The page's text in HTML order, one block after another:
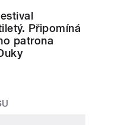
Připomíná
patrona